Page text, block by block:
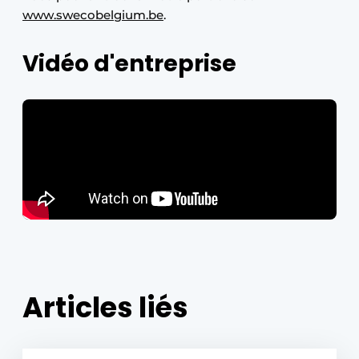
www.swecobelgium.be.
Vidéo d'entreprise
Articles liés